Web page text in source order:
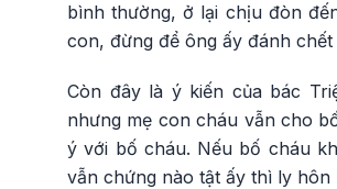
bình thường, ở lại chịu đòn
con, đừng để ông ấy đánh chết
Còn đây là ý kiến của bác
nhưng mẹ con cháu vẫn cho
ý với bố cháu. Nếu bố cháu
vẫn chứng nào tật ấy thì ly